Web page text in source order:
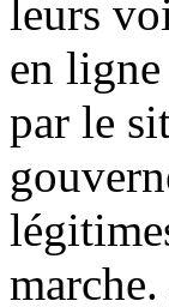
leurs
en ligne
par le